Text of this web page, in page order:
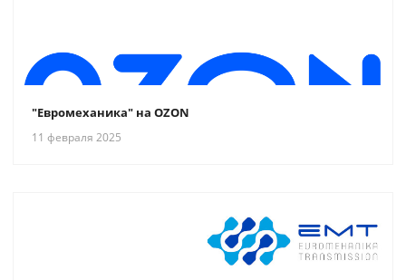
"Евромеханика" на OZON
11 февраля 2025